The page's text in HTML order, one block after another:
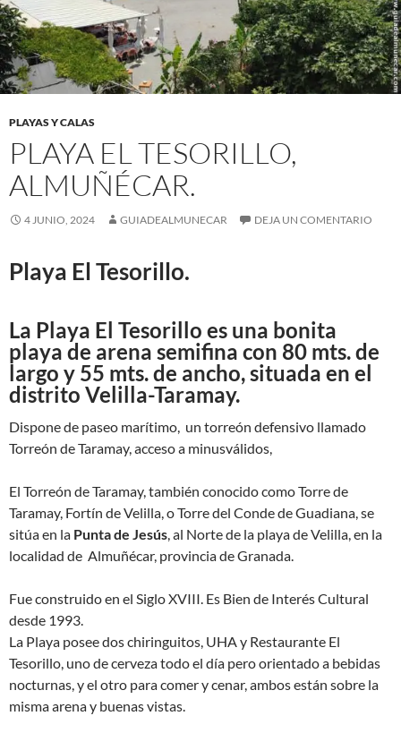
PLAYAS Y CALAS
PLAYA EL TESORILLO,
ALMUÑÉCAR.
4 JUNIO, 2024 GUIADEALMUNECAR DEJA UN COMENTARIO
Playa El Tesorillo.
La Playa El Tesorillo es una bonita
playa de arena semifina con 80 mts. de
largo y 55 mts. de ancho, situada en el
distrito Velilla-Taramay.
Dispone de paseo marítimo, un torreón defensivo llamado
Torreón de Taramay, acceso a minusválidos,
El Torreón de Taramay, también conocido como Torre de
Taramay, Fortín de Velilla, o Torre del Conde de Guadiana, ​se
sitúa en la Punta de Jesús, al Norte de la playa de Velilla, en la
localidad de Almuñécar, provincia de Granada.
Fue construido en el Siglo XVIII. Es Bien de Interés Cultural
desde 1993.
La Playa posee dos chiringuitos, UHA y Restaurante El
Tesorillo, uno de cerveza todo el día pero orientado a bebidas
nocturnas, y el otro para comer y cenar, ambos están sobre la
misma arena y buenas vistas.